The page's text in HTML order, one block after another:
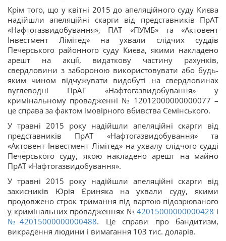
Крім того, що у квітні 2015 до апеляційного суду Києва
надійшли апеляційні скарги від представників ПрАТ
«Нафтогазвидобування», ПАТ «ПУМБ» та «Актовент
Інвестмент Лімітед» на ухвали слідчих суддів
Печерського районного суду Києва, якими накладено
арешт на акції, видаткову частину рахунків,
свердловини з забороною використовувати або будь-
яким чином відчужувати видобуті на свердловинах
вуглеводні ПрАТ «Нафтогазвидобування» у
кримінальному провадженні № 12012000000000077 –
це справа за фактом імовірного вбивства Семінського.
У травні 2015 року надійшли апеляційні скарги від
представників ПрАТ «Нафтогазвидобування» та
«Актовент Інвестмент Лімітед» на ухвалу слідчого судді
Печерського суду, якою накладено арешт на майно
ПрАТ «Нафтогазвидобування».
У травні 2015 року надійшли апеляційні скарги від
захисників Юрія Єриняка на ухвали суду, якими
продовжено строк тримання під вартою підозрюваного
у кримінальних провадженнях №42015000000000428 і
№42015000000000488. Це справи про бандитизм,
викрадення людини і вимагання 103 тис. доларів.